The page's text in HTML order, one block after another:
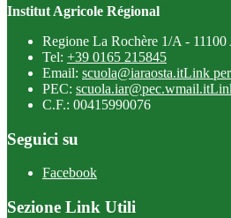
Institut Agricole Régional
Regione La Rochère 1/A -
Tel: +39 0165 215845
Email: scuola@iaraosta.itLink
PEC: scuola.iar@pec.wmail.it
C.F.: 00415990076
Seguici su
Facebook
Sezione Link Utili